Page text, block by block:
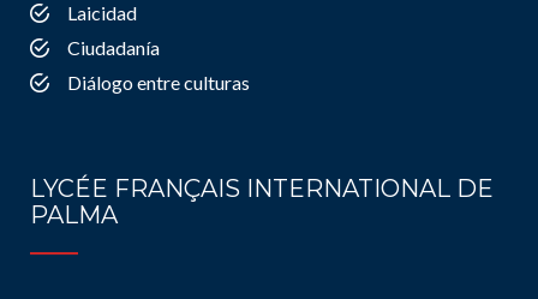
Laicidad
Ciudadanía
Diálogo entre culturas
LYCÉE FRANÇAIS INTERNATIONAL DE
PALMA